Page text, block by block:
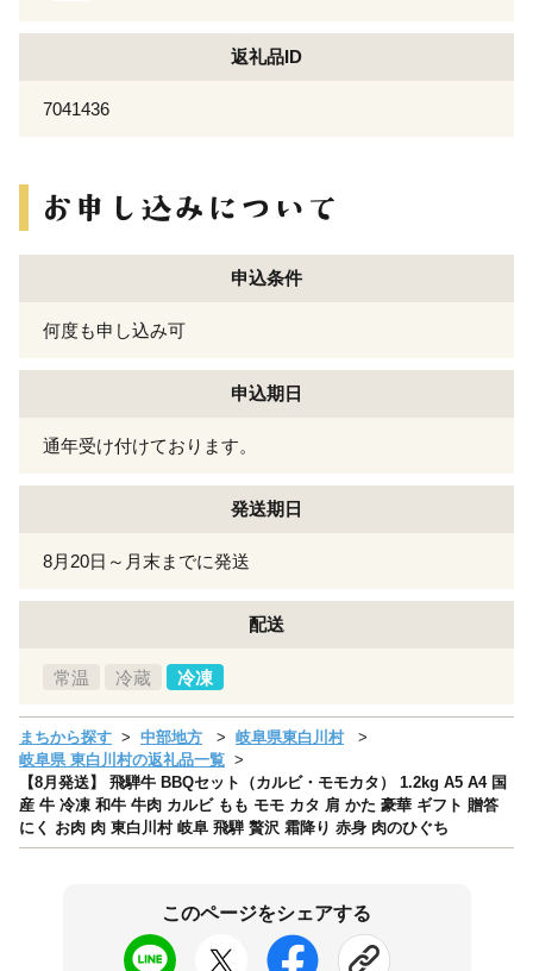
返礼品ID
7041436
申込条件
何度も申し込み可
申込期日
通年受け付けております。
発送期日
8月20日～月末までに発送
配送
常温 冷蔵 冷凍
まちから探す 中部地方
岐阜県東白川村
岐阜県 東白川村の返礼品一覧
【8月発送】 飛騨牛 BBQセット（カルビ・モモカタ） 1.2kg A5 A4 国
産 牛 冷凍 和牛 牛肉 カルビ もも モモ カタ 肩 かた 豪華 ギフト 贈答
にく お肉 肉 東白川村 岐阜 飛騨 贅沢 霜降り 赤身 肉のひぐち
このページをシェアする